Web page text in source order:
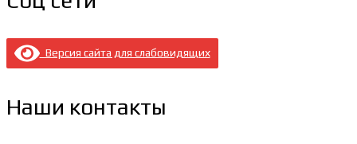
Версия сайта для слабовидящих
Наши контакты